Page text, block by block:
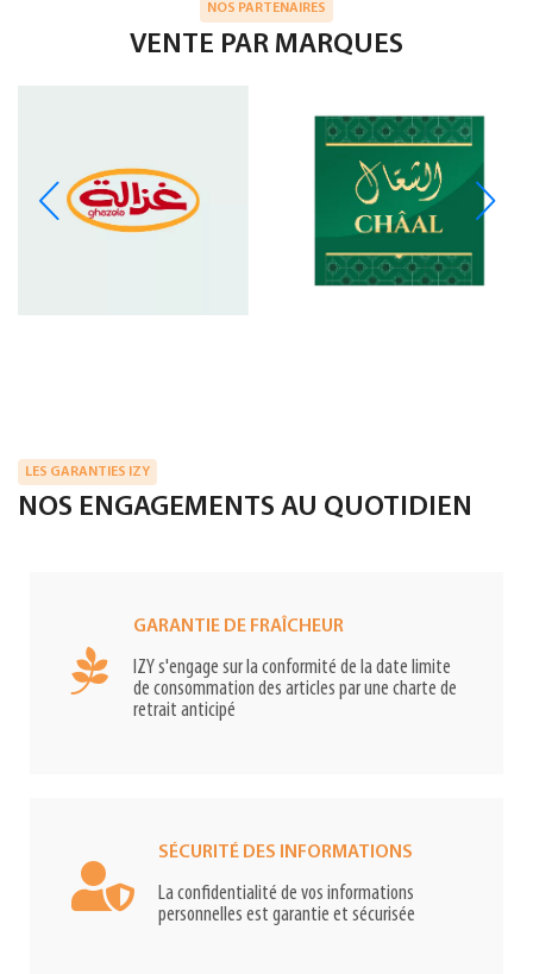
NOS PARTENAIRES
VENTE PAR MARQUES
LES GARANTIES IZY
NOS ENGAGEMENTS AU QUOTIDIEN
GARANTIE DE FRAÎCHEUR
IZY s'engage sur la conformité de la date limite
de consommation des articles par une charte de
retrait anticipé
SÉCURITÉ DES INFORMATIONS
La confidentialité de vos informations
personnelles est garantie et sécurisée